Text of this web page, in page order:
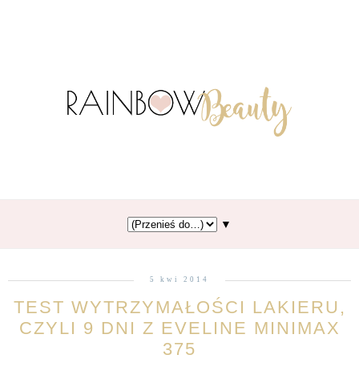
▼
5 kwi 2014
TEST WYTRZYMAŁOŚCI LAKIERU,
CZYLI 9 DNI Z EVELINE MINIMAX
375